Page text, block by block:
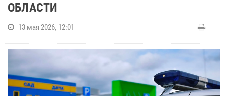
ОБЛАСТИ
13 мая 2026, 12:01